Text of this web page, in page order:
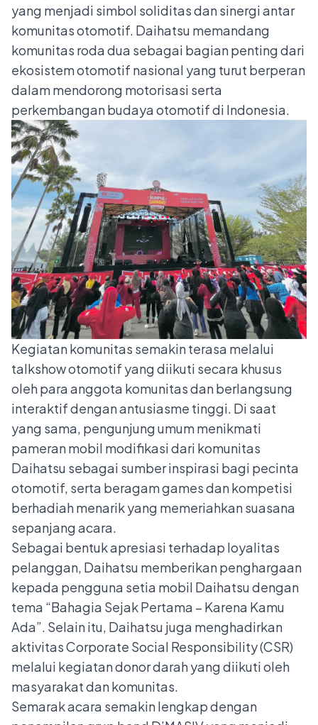
yang menjadi simbol soliditas dan sinergi antar
komunitas otomotif. Daihatsu memandang
komunitas roda dua sebagai bagian penting dari
ekosistem otomotif nasional yang turut berperan
dalam mendorong motorisasi serta
perkembangan budaya otomotif di Indonesia.
Kegiatan komunitas semakin terasa melalui
talkshow otomotif yang diikuti secara khusus
oleh para anggota komunitas dan berlangsung
interaktif dengan antusiasme tinggi. Di saat
yang sama, pengunjung umum menikmati
pameran mobil modifikasi dari komunitas
Daihatsu sebagai sumber inspirasi bagi pecinta
otomotif, serta beragam games dan kompetisi
berhadiah menarik yang memeriahkan suasana
sepanjang acara.
Sebagai bentuk apresiasi terhadap loyalitas
pelanggan, Daihatsu memberikan penghargaan
kepada pengguna setia mobil Daihatsu dengan
tema “Bahagia Sejak Pertama – Karena Kamu
Ada”. Selain itu, Daihatsu juga menghadirkan
aktivitas Corporate Social Responsibility (CSR)
melalui kegiatan donor darah yang diikuti oleh
masyarakat dan komunitas.
Semarak acara semakin lengkap dengan